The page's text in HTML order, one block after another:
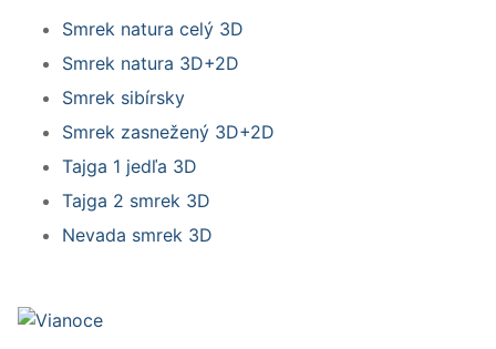
Smrek natura celý 3D
Smrek natura 3D+2D
Smrek sibírsky
Smrek zasnežený 3D+2D
Tajga 1 jedľa 3D
Tajga 2 smrek 3D
Nevada smrek 3D